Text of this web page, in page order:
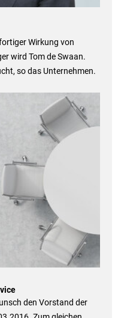
Wirkung von
wird Tom de Swaan.
so das Unternehmen.
den Vorstand der